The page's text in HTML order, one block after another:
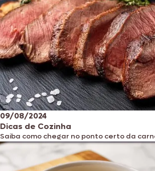
09/08/2024
Dicas de Cozinha
Saiba como chegar no ponto certo da